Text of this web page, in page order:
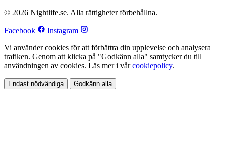
© 2026 Nightlife.se. Alla rättigheter förbehållna.
Facebook
Instagram
Vi använder cookies för att förbättra din upplevelse och analysera
trafiken. Genom att klicka på "Godkänn alla" samtycker du till
användningen av cookies. Läs mer i vårcookiepolicy.
Endast nödvändiga Godkänn alla